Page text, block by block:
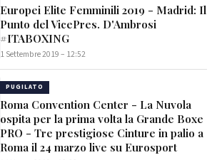
Europei Elite Femminili 2019 - Madrid: Il
Punto del VicePres. D'Ambrosi
#ITABOXING
1 Settembre 2019 – 12:52
PUGILATO
Roma Convention Center - La Nuvola
ospita per la prima volta la Grande Boxe
PRO - Tre prestigiose Cinture in palio a
Roma il 24 marzo live su Eurosport